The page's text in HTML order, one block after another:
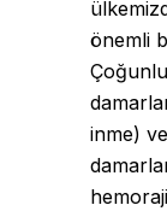
önemli
inme)